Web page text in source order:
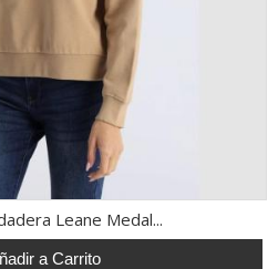
Leane Medal...
a Carrito